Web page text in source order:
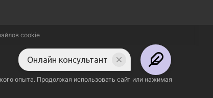
cookie
опыта. Продолжая использовать сайт или нажимая
Онлайн консультант